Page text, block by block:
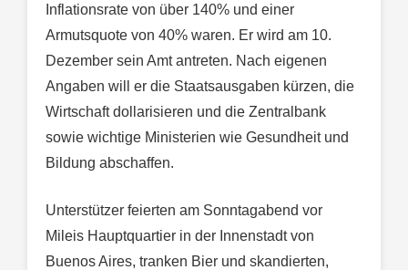
Inflationsrate von über 140% und einer
Armutsquote von 40% waren. Er wird am 10.
Dezember sein Amt antreten. Nach eigenen
Angaben will er die Staatsausgaben kürzen, die
Wirtschaft dollarisieren und die Zentralbank
sowie wichtige Ministerien wie Gesundheit und
Bildung abschaffen.
Unterstützer feierten am Sonntagabend vor
Mileis Hauptquartier in der Innenstadt von
Buenos Aires, tranken Bier und skandierten,